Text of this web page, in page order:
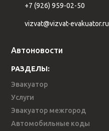
+7 (926) 959-02-50
vizvat@vizvat-evakuator.ru
Автоновости
РАЗДЕЛЫ:
Эвакуатор
Услуги
Эвакуатор межгород
Автомобильные коды